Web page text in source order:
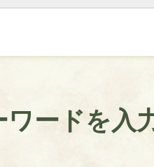
ードを入